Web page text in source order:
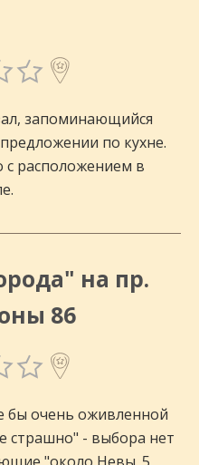
запоминающийся
по кухне.
с расположением в
на пр.
86
бы очень оживленной
страшно" - выбора нет